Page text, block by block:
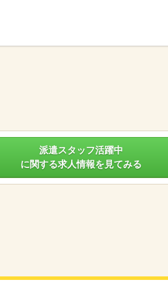
派遣スタッフ活躍中
に関する求人情報を見てみる